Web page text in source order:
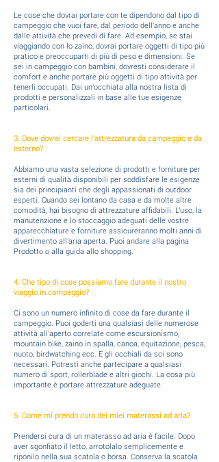
Le cose che dovrai portare con te dipendono dal tipo di
campeggio che vuoi fare, dal periodo dell'anno e anche
dalle attività che prevedi di fare. Ad esempio, se stai
viaggiando con lo zaino, dovrai portare oggetti di tipo più
pratico e preoccuparti di più di peso e dimensioni. Se
sei in campeggio con bambini, dovresti considerare il
comfort e anche portare più oggetti di tipo attività per
tenerli occupati. Dai un'occhiata alla nostra lista di
prodotti e personalizzali in base alle tue esigenze
particolari.
3. Dove dovrei cercare l'attrezzatura da campeggio e da
esterno?
Abbiamo una vasta selezione di prodotti e forniture per
esterni di qualità disponibili per soddisfare le esigenze
sia dei principianti che degli appassionati di outdoor
esperti. Quando sei lontano da casa e da molte altre
comodità, hai bisogno di attrezzature affidabili. L'uso, la
manutenzione e lo stoccaggio adeguati delle vostre
apparecchiature e forniture assicureranno molti anni di
divertimento all'aria aperta. Puoi andare alla pagina
Prodotto o alla guida allo shopping.
4. Che tipo di cose possiamo fare durante il nostro
viaggio in campeggio?
Ci sono un numero infinito di cose da fare durante il
campeggio. Puoi goderti una qualsiasi delle numerose
attività all'aperto correlate come escursionismo,
mountain bike, zaino in spalla, canoa, equitazione, pesca,
nuoto, birdwatching ecc. E gli occhiali da sci sono
necessari. Potresti anche partecipare a qualsiasi
numero di sport, rollerblade e altri giochi. La cosa più
importante è portare attrezzature adeguate.
5. Come mi prendo cura dei miei materassi ad aria?
Prendersi cura di un materasso ad aria è facile. Dopo
aver sgonfiato il letto, arrotolalo semplicemente e
riponilo nella sua scatola o borsa. Conserva la scatola